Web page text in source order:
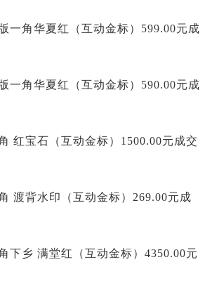
一角华夏红（互动金标）599.00元成
一角华夏红（互动金标）590.00元成
红宝石（互动金标）1500.00元成交
渡背水印（互动金标）269.00元成
下乡 满堂红（互动金标）4350.00元